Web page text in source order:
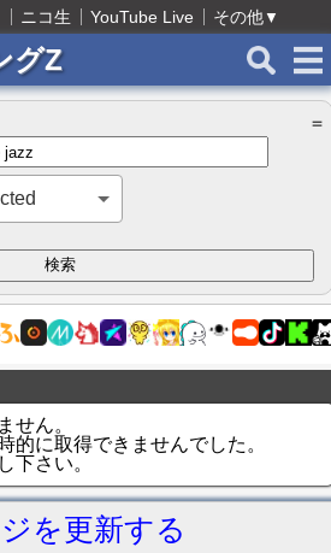
ニコ生 YouTube Live その他▼
グZ
＝
せん。
的に取得できませんでした。
下さい。
を更新する